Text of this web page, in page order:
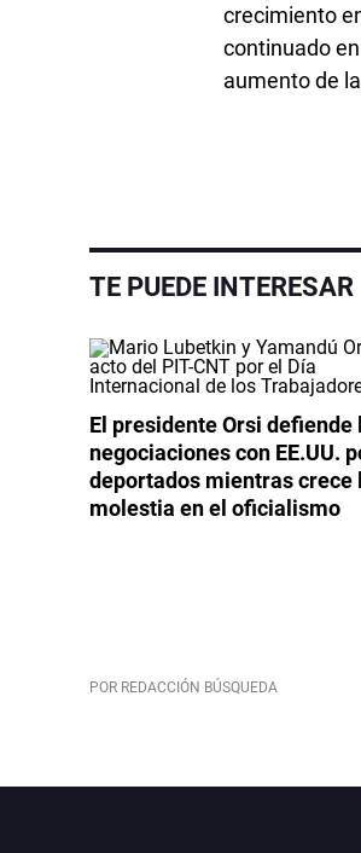
crecimiento
continuado
aumento de
TE PUEDE INTERESAR
El presidente Orsi defiende
negociaciones con EE.UU.
deportados mientras crece
molestia en el oficialismo
POR REDACCIÓN BÚSQUEDA